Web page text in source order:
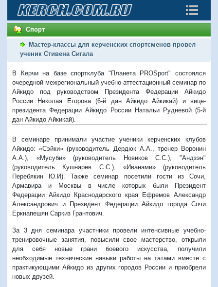
Спорт
Мастер-классы для керченских спортсменов провел
ученик Стивена Сигала
В Керчи на базе спортклуба "Планета PROSport" состоялся
очередной межрегиональный учебно-аттестационный семинар по
Айкидо под руководством Президента Федерации Айкидо
России Николая Егорова (6-й дан Айкидо Айкикай) и вице-
президента Федерации Айкидо России Натальи Рудневой (5-й
дан Айкидо Айкикай).
В семинаре принимали участие ученики керченских клубов
Айкидо: «Сэйки» (руководитель Дердюк А.А., тренер Воронин
А.А.), «Мусуби» (руководитель Новиков С.С.), "Андзэн"
(руководитель Кушнарев С.С.), «Иванами» (руководитель
Перебякин Ю.И). Также семинар посетили гости из Сочи,
Армавира и Москвы в числе которых были Президент
Федерации Айкидо Краснодарского края Ефремов Александр
Александрович и Президент Федерации Айкидо города Сочи
Еркнапешян Саркиз Грантович.
За 3 дня семинара участники провели интенсивные учебно-
тренировочные занятия, повысили свое мастерство, открыли
для себя новые грани боевого искусства, получили
необходимые технические навыки работы на татами вместе с
практикующими Айкидо из других городов России и приобрели
новых друзей.